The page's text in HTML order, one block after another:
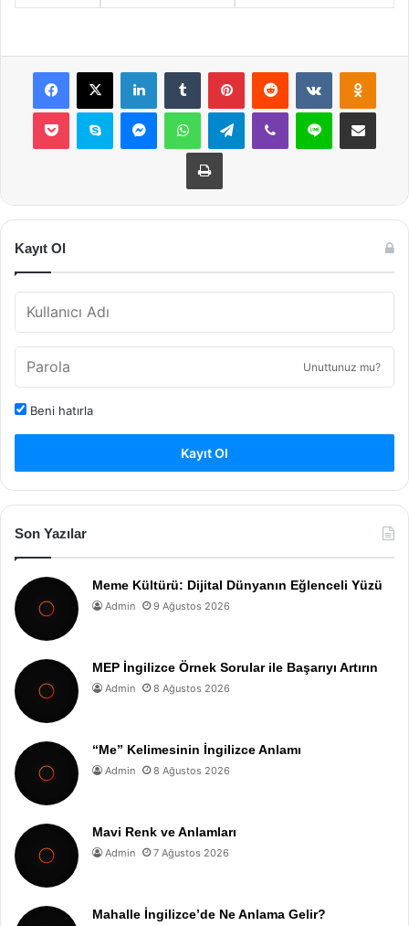
Facebook
X LinkedInTumblr PinterestReddit VKontakte
Pocket Skype MessengerWhatsAppTelegramViber Line E-Posta ile
Yazdır
Kayıt Ol
Unuttunuz mu?
Beni hatırla
Kayıt Ol
Son Yazılar
Meme Kültürü: Dijital Dünyanın Eğlenceli Yüzü
Admin 9 Ağustos 2026
MEP İngilizce Örnek Sorular ile Başarıyı Artırın
Admin 8 Ağustos 2026
“Me” Kelimesinin İngilizce Anlamı
Admin 8 Ağustos 2026
Mavi Renk ve Anlamları
Admin 7 Ağustos 2026
Mahalle İngilizce’de Ne Anlama Gelir?